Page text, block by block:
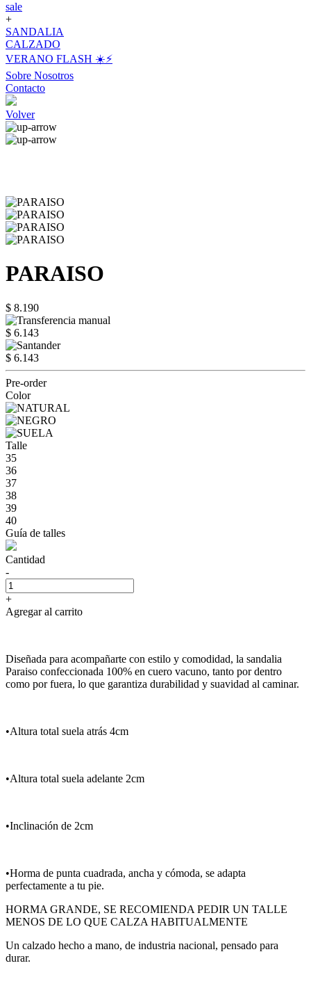
sale
+
SANDALIA
CALZADO
VERANO FLASH ☀️⚡️
Sobre Nosotros
Contacto
Volver
PARAISO
$ 8.190
$ 6.143
$ 6.143
Pre-order
Color
Talle
35
36
37
38
39
40
Guía de talles
Cantidad
-
+
Agregar al carrito
Diseñada para acompañarte con estilo y comodidad, la sandalia
Paraiso confeccionada 100% en cuero vacuno, tanto por dentro
como por fuera, lo que garantiza durabilidad y suavidad al caminar.
•Altura total suela atrás 4cm
•Altura total suela adelante 2cm
•Inclinación de 2cm
•Horma de punta cuadrada, ancha y cómoda, se adapta
perfectamente a tu pie.
HORMA GRANDE, SE RECOMIENDA PEDIR UN TALLE
MENOS DE LO QUE CALZA HABITUALMENTE
Un calzado hecho a mano, de industria nacional, pensado para
durar.